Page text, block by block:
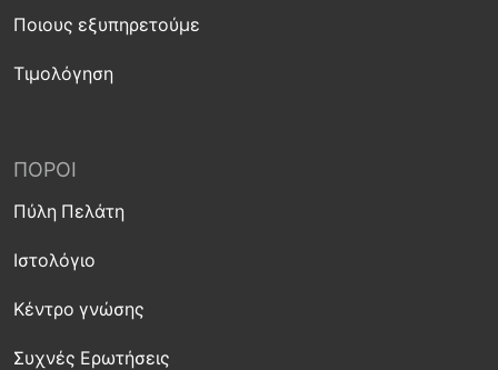
Ποιους εξυπηρετούμε
Τιμολόγηση
ΠΌΡΟΙ
Πύλη Πελάτη
Ιστολόγιο
Κέντρο γνώσης
Συχνές Ερωτήσεις